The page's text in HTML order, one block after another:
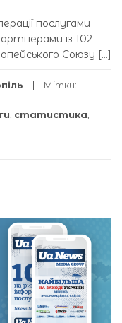
послугами
із 102
Союзу […]
Мітки:
, статистика,